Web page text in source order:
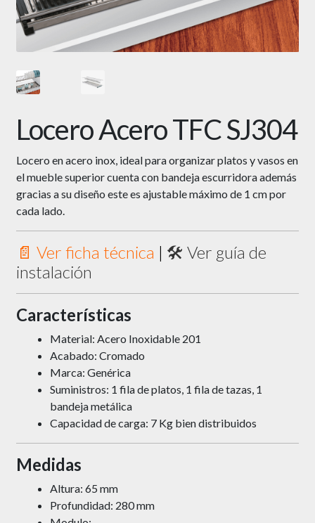
Locero Acero TFC SJ304
Locero en acero inox, ideal para organizar platos y vasos en
el mueble superior cuenta con bandeja escurridora además
gracias a su diseño este es ajustable máximo de 1 cm por
cada lado.
📄 Ver ficha técnica | 🛠 Ver guía de
instalación
Características
Material: Acero Inoxidable 201
Acabado: Cromado
Marca: Genérica
Suministros: 1 fila de platos, 1 fila de tazas, 1
bandeja metálica
Capacidad de carga: 7 Kg bien distribuidos
Medidas
Altura: 65 mm
Profundidad: 280 mm